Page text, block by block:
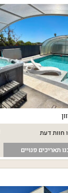
חוות דעת
תאריכים פנויים